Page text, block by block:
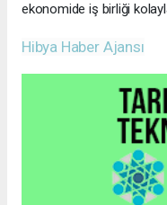
ekonomide iş birliği
Hibya Haber Ajansı